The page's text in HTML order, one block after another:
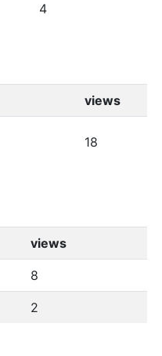
4
views
18
views
8
2